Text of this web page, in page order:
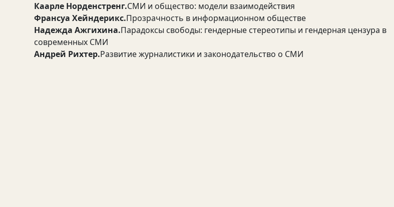
Каарле Норденстренг.СМИ и общество: модели взаимодействия
Франсуа Хейндерикс.Прозрачность в информационном обществе
Надежда Ажгихина.Парадоксы свободы: гендерные стереотипы и гендерная цензура в
современных СМИ
Андрей Рихтер.Развитие журналистики и законодательство о СМИ